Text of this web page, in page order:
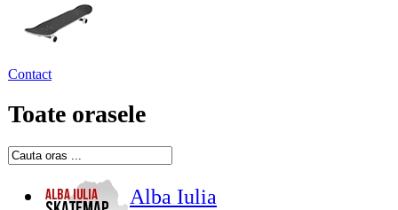
Contact
Toate orasele
Alba Iulia